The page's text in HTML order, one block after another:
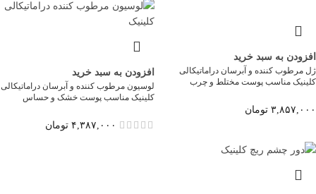
افزودن به سبد خرید
ژل مرطوب کننده و آبرسان دراماتیکالی
کلینیک مناسب پوست مختلط و چرب
۳,۸۵۷,۰۰۰ تومان
افزودن به سبد خرید
لوسیون مرطوب کننده و آبرسان دراماتیکالی
کلینیک مناسب پوست خشک و حساس
۴,۳۸۷,۰۰۰ تومان